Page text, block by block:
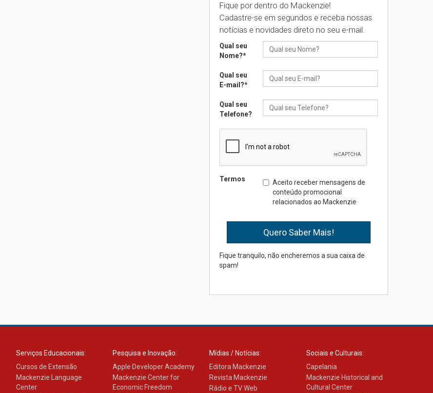
Como o Colégio Mackenzie
Brasília prepara seus
estudantes para o PAS antes
04.08.2026
Como os pais podem investir
na educação dos filhos além
04.08.2026
Transformadora reúne
docentes para debater
inovação e desafios da
04.08.2026
finalista do Prêmio Jabuti
com obra sobre ética e
Fique por dentro do Mackenzie!
Cadastre-se em segundos e receba nossas
notícias e novidades direto no seu e-mail.
Qual seu
Nome?*
Qual seu
E-mail?*
Qual seu
Telefone?
Termos
Aceito receber mensagens de
conteúdo promocional
relacionados ao Mackenzie
Fique tranquilo, não encheremos a sua caixa de
spam!
Serviços Educacionais:
Cursos de Extensão
Mackenzie Language
Center
Pesquisa e Inovação:
Apple Developer Academy
Mackenzie Center for
Economic Freedom
Mídias / Notícias:
Editora Mackenzie
Revista Mackenzie
Rádio e TV Web
Sociais e Culturais:
Capelania
Mackenzie Historical and
Cultural Center